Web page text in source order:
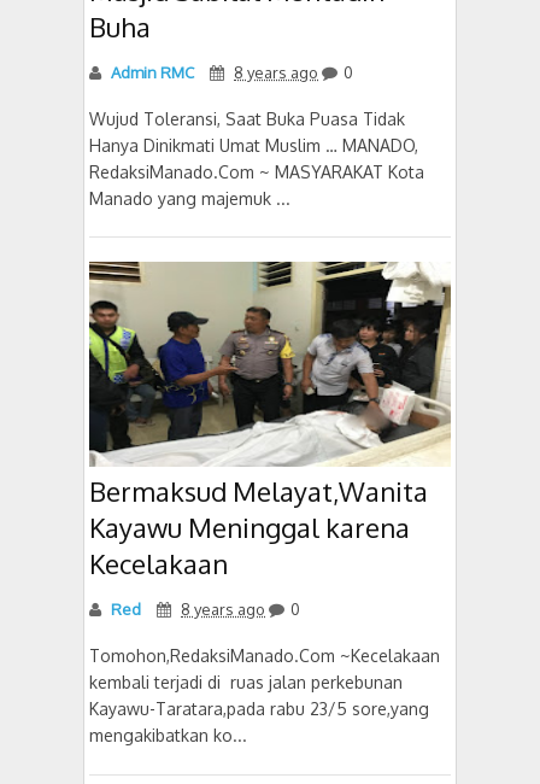
Buha
Admin RMC 8 years ago 0
Wujud Toleransi, Saat Buka Puasa Tidak
Hanya Dinikmati Umat Muslim … MANADO,
RedaksiManado.Com ~ MASYARAKAT Kota
Manado yang majemuk ...
Bermaksud Melayat,Wanita
Kayawu Meninggal karena
Kecelakaan
Red 8 years ago 0
Tomohon,RedaksiManado.Com ~Kecelakaan
kembali terjadi di ruas jalan perkebunan
Kayawu-Taratara,pada rabu 23/5 sore,yang
mengakibatkan ko...